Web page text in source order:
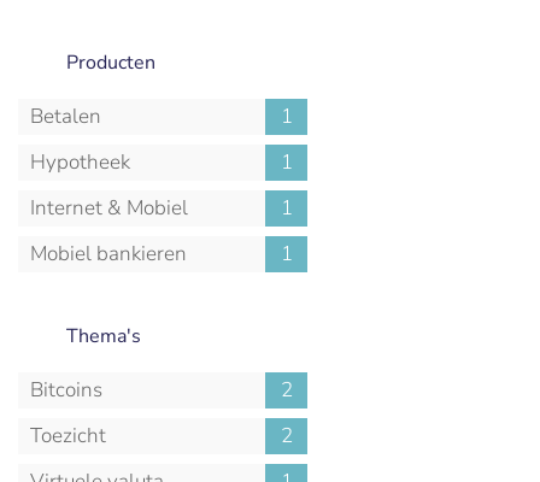
Producten
Betalen
1
Hypotheek
1
Internet & Mobiel
1
Mobiel bankieren
1
Thema's
Bitcoins
2
Toezicht
2